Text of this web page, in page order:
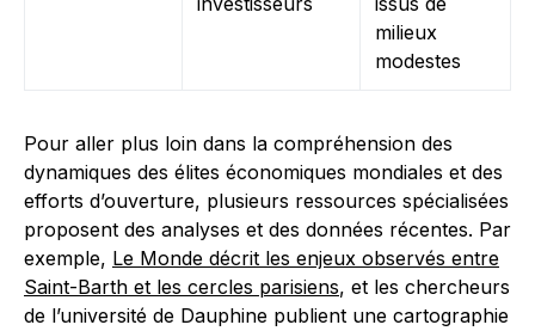
milieux
modestes
Pour aller plus loin dans la compréhension des
dynamiques des élites économiques mondiales et des
efforts d’ouverture, plusieurs ressources spécialisées
proposent des analyses et des données récentes. Par
exemple, Le Monde décrit les enjeux observés entre
Saint-Barth et les cercles parisiens, et les chercheurs
de l’université de Dauphine publient une cartographie